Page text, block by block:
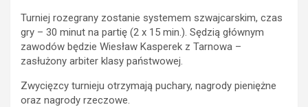
Turniej rozegrany zostanie systemem szwajcarskim, czas
gry – 30 minut na partię (2 x 15 min.). Sędzią głównym
zawodów będzie Wiesław Kasperek z Tarnowa –
zasłużony arbiter klasy państwowej.
Zwycięzcy turnieju otrzymają puchary, nagrody pieniężne
oraz nagrody rzeczowe.